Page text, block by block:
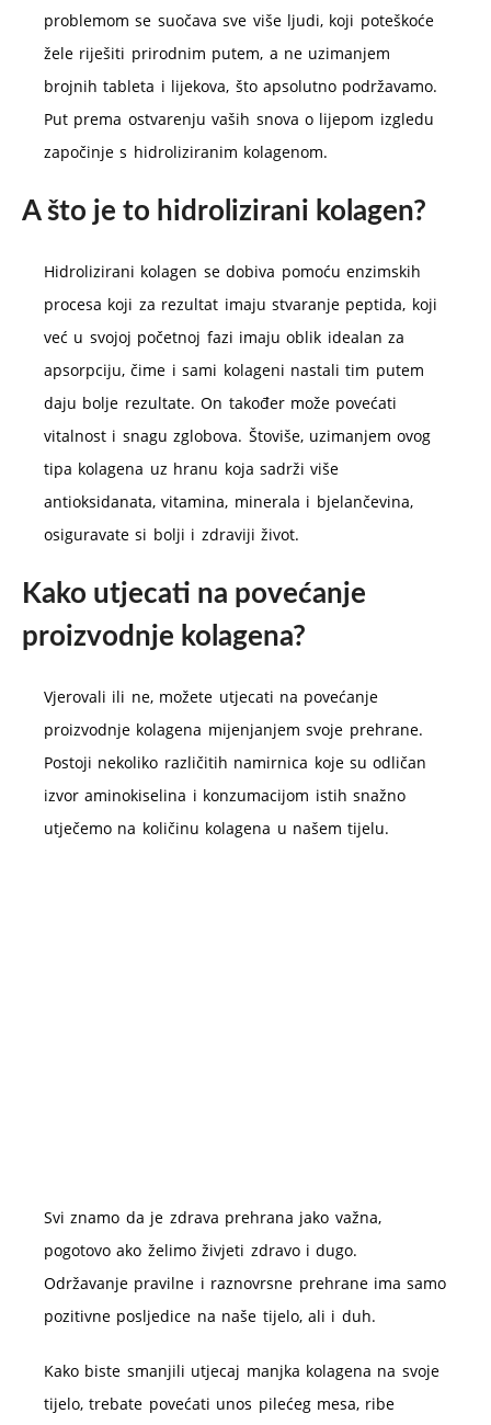
problemom se suočava sve više ljudi, koji poteškoće
žele riješiti prirodnim putem, a ne uzimanjem
brojnih tableta i lijekova, što apsolutno podržavamo.
Put prema ostvarenju vaših snova o lijepom izgledu
započinje s hidroliziranim kolagenom.
A što je to hidrolizirani kolagen?
Hidrolizirani kolagen se dobiva pomoću enzimskih
procesa koji za rezultat imaju stvaranje peptida, koji
već u svojoj početnoj fazi imaju oblik idealan za
apsorpciju, čime i sami kolageni nastali tim putem
daju bolje rezultate. On također može povećati
vitalnost i snagu zglobova. Štoviše, uzimanjem ovog
tipa kolagena uz hranu koja sadrži više
antioksidanata, vitamina, minerala i bjelančevina,
osiguravate si bolji i zdraviji život.
Kako utjecati na povećanje
proizvodnje kolagena?
Vjerovali ili ne, možete utjecati na povećanje
proizvodnje kolagena mijenjanjem svoje prehrane.
Postoji nekoliko različitih namirnica koje su odličan
izvor aminokiselina i konzumacijom istih snažno
utječemo na količinu kolagena u našem tijelu.
Svi znamo da je zdrava prehrana jako važna,
pogotovo ako želimo živjeti zdravo i dugo.
Održavanje pravilne i raznovrsne prehrane ima samo
pozitivne posljedice na naše tijelo, ali i duh.
Kako biste smanjili utjecaj manjka kolagena na svoje
tijelo, trebate povećati unos pilećeg mesa, ribe